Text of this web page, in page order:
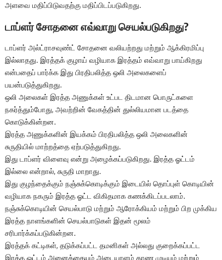
அளவை மதிப்பிடுவதற்கு மதிப்பிடப்படுகிறது.
டாப்ளர் சோதனை எவ்வாறு செயல்படுகிறது?
டாப்ளர் அல்ட்ராசவுண்ட் சோதனை வலியற்றது மற்றும் ஆக்கிரமிப்பு
இல்லாதது. இரத்தக் குழாய் வழியாக இரத்தம் எவ்வாறு பாய்கிறது
என்பதைப் பார்க்க இது பிரதிபலித்த ஒலி அலைகளைப்
பயன்படுத்துகிறது.
ஒலி அலைகள் இரத்த அணுக்கள் உட்பட திடமான பொருட்களை
நகர்த்தும்போது, ​​அவற்றின் வேகத்தின் துல்லியமான படத்தை
கொடுக்கின்றன.
இரத்த அணுக்களின் இயக்கம் பிரதிபலித்த ஒலி அலைகளின்
சுருதியில் மாற்றத்தை ஏற்படுத்துகிறது.
இது டாப்ளர் விளைவு என்று அழைக்கப்படுகிறது. இரத்த ஓட்டம்
இல்லை என்றால், சுருதி மாறாது.
இது குழந்தைக்கும் நஞ்சுக்கொடிக்கும் இடையில் தொப்புள் கொடியின்
வழியாக நகரும் இரத்த ஓட்ட விகிதமாக கணக்கிடப்படலாம்.
நஞ்சுக்கொடியின் செயல்பாடு மற்றும் ஆரோக்கியம் மற்றும் பிற முக்கிய
இரத்த நாளங்களின் செயல்பாடுகள் இதன் மூலம்
சரிபார்க்கப்படுகின்றன.
இரத்தக் கட்டிகள், தடுக்கப்பட்ட தமனிகள் அல்லது குறைக்கப்பட்ட
இரத்த ஓட்டம் அனைத்தையும் அடையாளம் காண முடியும் மற்றும்